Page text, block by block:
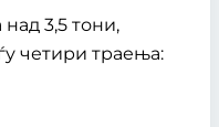
3,5 тони,
четири траења: